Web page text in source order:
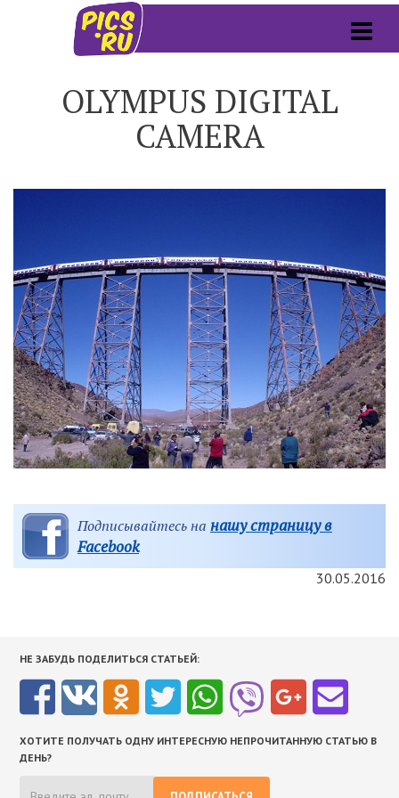
OLYMPUS DIGITAL
CAMERA
Подписывайтесь на нашу страницу в
Facebook
30.05.2016
НЕ ЗАБУДЬ ПОДЕЛИТЬСЯ СТАТЬЕЙ:
ХОТИТЕ ПОЛУЧАТЬ ОДНУ ИНТЕРЕСНУЮ НЕПРОЧИТАННУЮ СТАТЬЮ В
ДЕНЬ?